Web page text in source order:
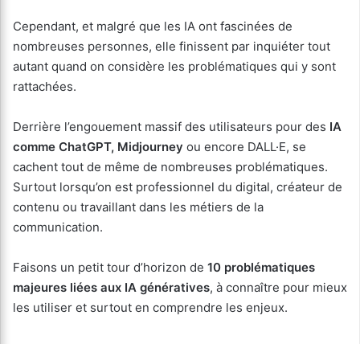
Cependant, et malgré que les IA ont fascinées de
nombreuses personnes, elle finissent par inquiéter tout
autant quand on considère les problématiques qui y sont
rattachées.
Derrière l’engouement massif des utilisateurs pour des IA
comme ChatGPT, Midjourney ou encore DALL·E, se
cachent tout de même de nombreuses problématiques.
Surtout lorsqu’on est professionnel du digital, créateur de
contenu ou travaillant dans les métiers de la
communication.
Faisons un petit tour d’horizon de 10 problématiques
majeures liées aux IA génératives, à connaître pour mieux
les utiliser et surtout en comprendre les enjeux.